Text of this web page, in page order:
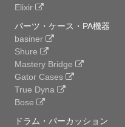
Elixir
パーツ・ケース・PA機器
basiner
Shure
Mastery Bridge
Gator Cases
True Dyna
Bose
ドラム・パーカッション